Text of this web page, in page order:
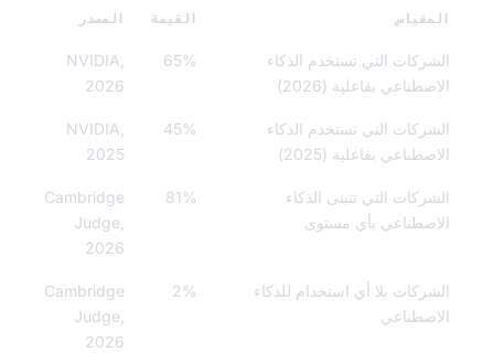
المصدر
التي تستخدم الذكاء
بفاعلية (2026)
NVIDIA,
التي تستخدم الذكاء
بفاعلية (2025)
NVIDIA,
التي تتبنى الذكاء
بأي مستوى
Cambridge
بلا أي استخدام للذكاء
2%
Cambridge